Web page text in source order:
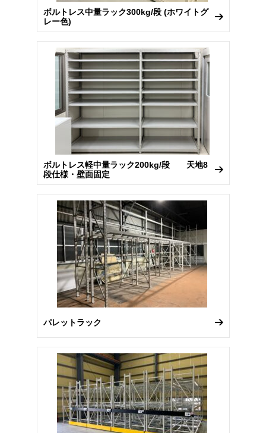
ボルトレス中量ラック300kg/段 (ホワイトグ
レー色)
ボルトレス軽中量ラック200kg/段 天地8
段仕様・壁面固定
パレットラック